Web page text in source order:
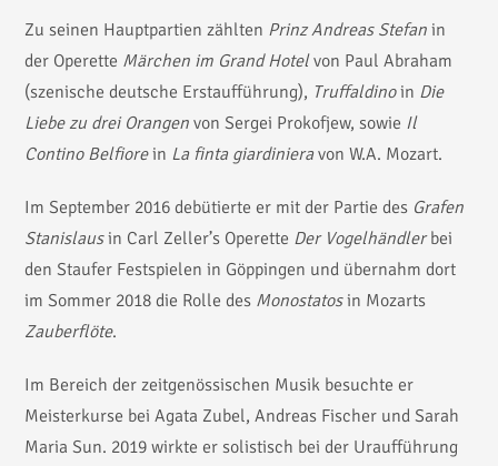
Zu seinen Hauptpartien zählten Prinz Andreas Stefanin
der Operette Märchen im Grand Hotelvon Paul Abraham
(szenische deutsche Erstaufführung), Truffaldinoin Die
Liebe zu drei Orangenvon Sergei Prokofjew, sowie Il
ContinoBelfiorein La finta giardinieravon W.A. Mozart.
Im September 2016 debütierte er mit der Partie des Grafen
Stanislausin Carl Zeller’s Operette Der Vogelhändlerbei
den Staufer Festspielen in Göppingen und übernahm dort
im Sommer 2018 die Rolle des Monostatosin Mozarts
Zauberflöte.
Im Bereich der zeitgenössischen Musik besuchte er
Meisterkurse bei Agata Zubel, Andreas Fischer und Sarah
Maria Sun. 2019 wirkte er solistisch bei der Uraufführung